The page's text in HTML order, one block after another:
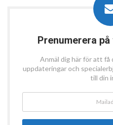
Prenumerera
Anmäl dig här för att
uppdateringar och
till din